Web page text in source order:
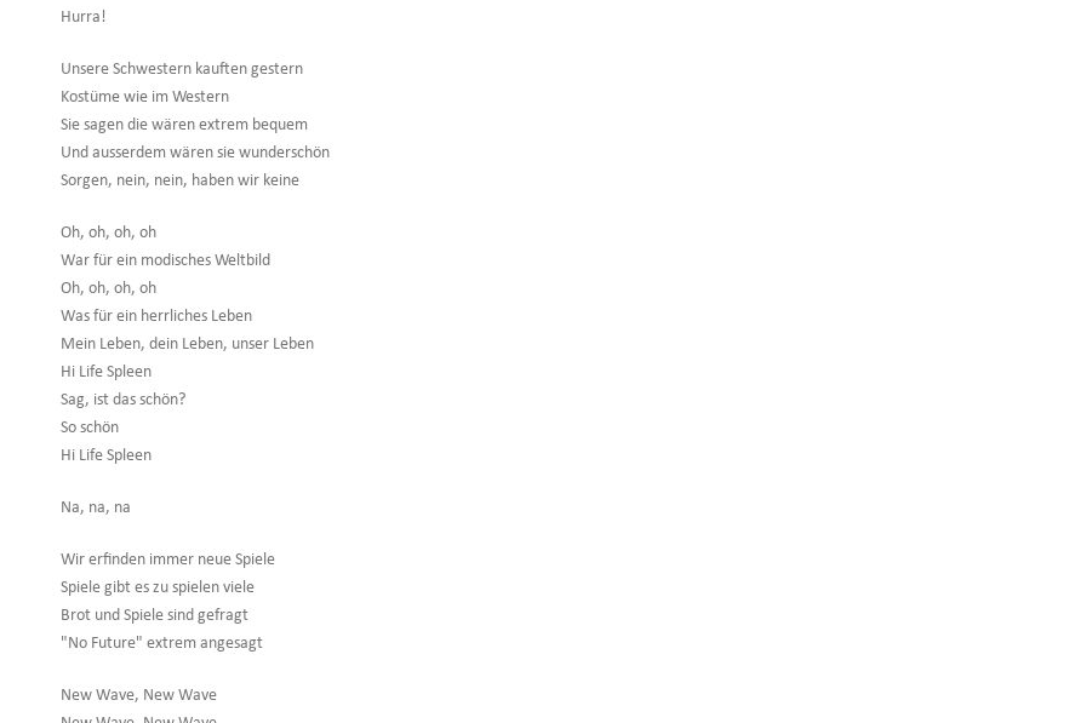
Hurra!
Unsere Schwestern kauften gestern
Kostüme wie im Western
Sie sagen die wären extrem bequem
Und ausserdem wären sie wunderschön
Sorgen, nein, nein, haben wir keine
Oh, oh, oh, oh
War für ein modisches Weltbild
Oh, oh, oh, oh
Was für ein herrliches Leben
Mein Leben, dein Leben, unser Leben
Hi Life Spleen
Sag, ist das schön?
So schön
Hi Life Spleen
Na, na, na
Wir erfinden immer neue Spiele
Spiele gibt es zu spielen viele
Brot und Spiele sind gefragt
"No Future" extrem angesagt
New Wave, New Wave